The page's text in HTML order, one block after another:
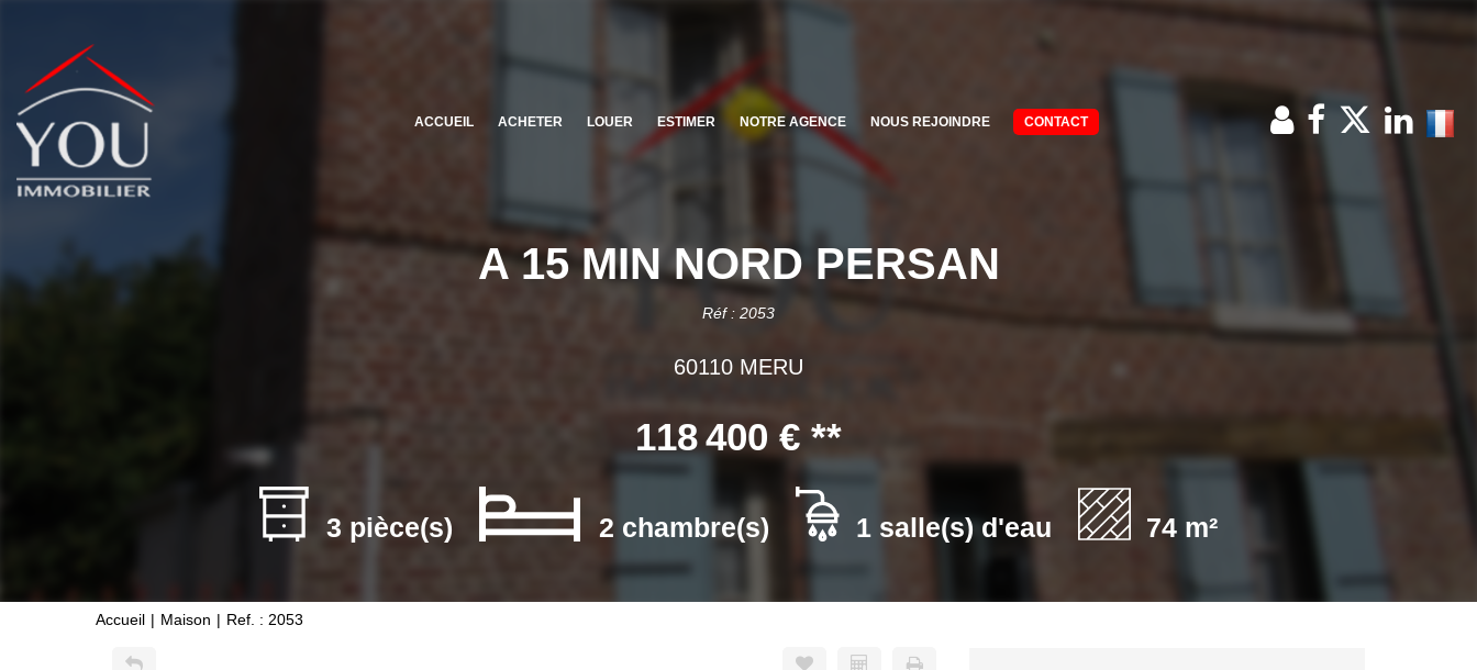
ACCUEIL ACHETER LOUER ESTIMER NOTRE AGENCE NOUS REJOINDRE CONTACT
A 15 MIN NORD PERSAN
Réf : 2053
60110 MERU
118 400 € **
3 pièce(s) 2 chambre(s) 1 salle(s) d'eau 74 m²
Accueil Maison Ref. : 2053